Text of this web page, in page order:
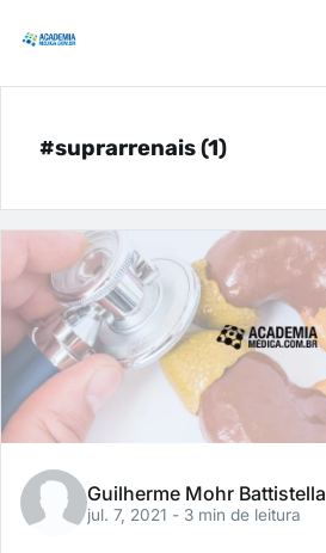
#suprarrenais (1)
Guilherme Mohr Battistella
jul. 7, 2021 - 3 min de leitura